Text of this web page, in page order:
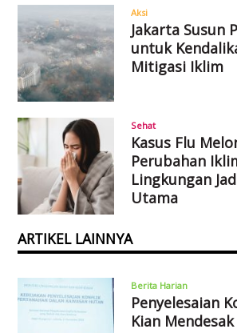
Aksi
Jakarta Susun
untuk
Mitigasi Iklim
Sehat
Kasus Flu
Perubahan
Lingkungan
Utama
ARTIKEL LAINNYA
Berita Harian
Penyelesaian
Kian Mendesak